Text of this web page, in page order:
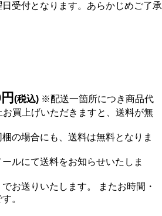
受付となります。あらかじめご了承
(税込) ※配送一箇所につき商品代
買上げいただきますと、送料が無
の場合にも、送料は無料となりま
ルにて送料をお知らせいたしま
お送りいたします。 またお時間・
。